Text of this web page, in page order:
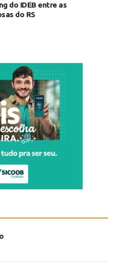
do IDEB entre as
do RS